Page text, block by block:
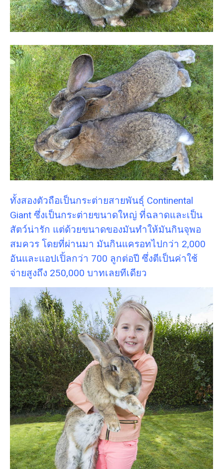
ทั้งสองตัวถือเป็นกระต่ายสายพันธุ์ Continental
Giant ซึ่งเป็นกระต่ายขนาดใหญ่ ที่ฉลาดและเป็น
สัตว์น่ารัก แต่ด้วยขนาดของมันทำให้มันกินจุพอ
สมควร โดยที่ผ่านมา มันกินแครอทไปกว่า 2,000
อันและแอปเปิ้ลกว่า 700 ลูกต่อปี ซึ่งตีเป็นค่าใช้
จ่ายสูงถึง 250,000 บาทเลยทีเดียว